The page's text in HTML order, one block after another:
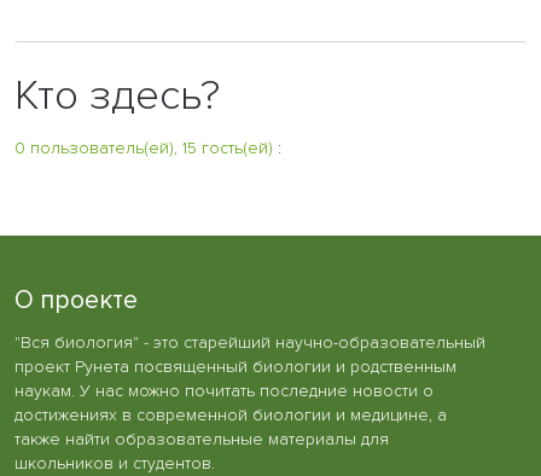
Кто здесь?
0 пользователь(ей), 15 гость(ей) :
О проекте
"Вся биология" - это старейший научно-образовательный
проект Рунета посвященный биологии и родственным
наукам. У нас можно почитать последние новости о
достижениях в современной биологии и медицине, а
также найти образовательные материалы для
школьников и студентов.